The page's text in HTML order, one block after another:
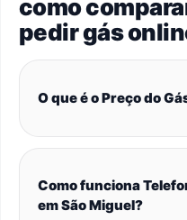
como
pedir gás
O que é o Preço do
Como funciona
em São Miguel?